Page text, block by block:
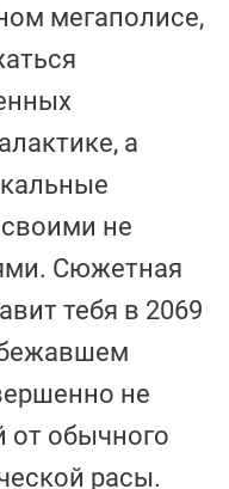
мегаполисе,
а
не
Сюжетная
тебя в 2069
не
от обычного
расы.